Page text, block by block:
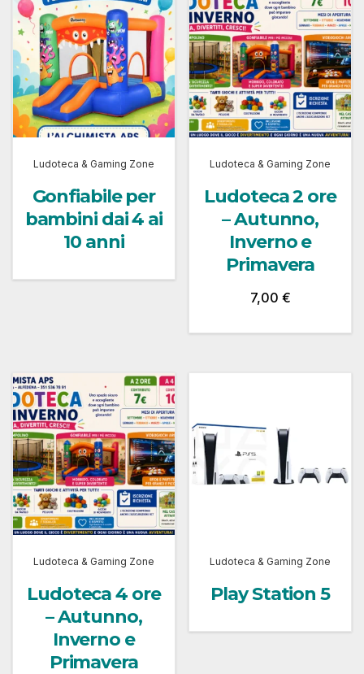
Ludoteca & Gaming Zone
Gonfiabile per
bambini dai 4 ai
10 anni
Ludoteca & Gaming Zone
Ludoteca 2 ore
– Autunno,
Inverno e
Primavera
7,00 €
Ludoteca & Gaming Zone
Ludoteca 4 ore
– Autunno,
Inverno e
Primavera
Ludoteca & Gaming Zone
Play Station 5